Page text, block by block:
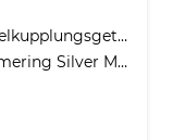
Doppelkupplungsgetriebe (DSG)
Shimmering Silver Metallic